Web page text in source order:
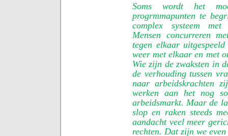
Soms wordt het
progrmmapunten te
complex systeem met
Mensen concurreren
tegen elkaar
weer met elkaar en met
Wie zijn de zwaksten in
de verhouding tussen
naar arbeidskrachten
werken aan het nog
arbeidsmarkt. Maar de
slop en raken steeds
aandacht veel meer
rechten. Dat zijn we